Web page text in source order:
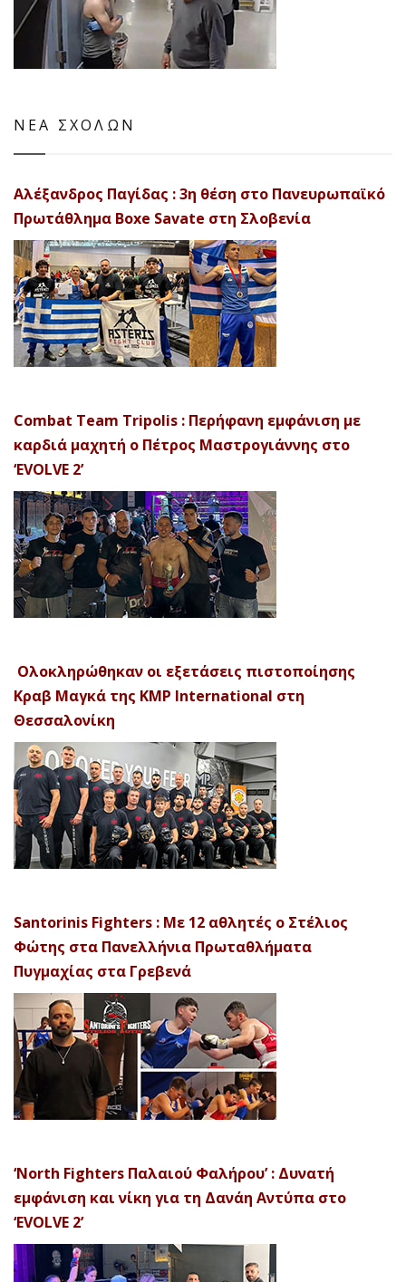
ΝΕΑ ΣΧΟΛΩΝ
Αλέξανδρος Παγίδας : 3η θέση στο Πανευρωπαϊκό
Πρωτάθλημα Boxe Savate στη Σλοβενία
Combat Team Tripolis : Περήφανη εμφάνιση με
καρδιά μαχητή ο Πέτρος Μαστρογιάννης στο
‘EVOLVE 2’
Ολοκληρώθηκαν οι εξετάσεις πιστοποίησης
Κραβ Μαγκά της KMP International στη
Θεσσαλονίκη
Santorinis Fighters : Με 12 αθλητές ο Στέλιος
Φώτης στα Πανελλήνια Πρωταθλήματα
Πυγμαχίας στα Γρεβενά
‘North Fighters Παλαιού Φαλήρου’ : Δυνατή
εμφάνιση και νίκη για τη Δανάη Αντύπα στο
‘EVOLVE 2’